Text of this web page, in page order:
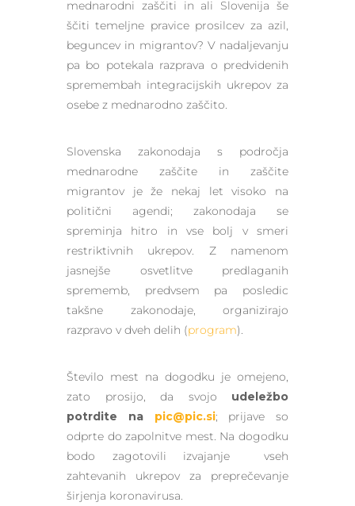
mednarodni zaščiti in ali Slovenija še
ščiti temeljne pravice prosilcev za azil,
beguncev in migrantov? V nadaljevanju
pa bo potekala razprava o predvidenih
spremembah integracijskih ukrepov za
osebe z mednarodno zaščito.
Slovenska zakonodaja s področja
mednarodne zaščite in zaščite
migrantov je že nekaj let visoko na
politični agendi; zakonodaja se
spreminja hitro in vse bolj v smeri
restriktivnih ukrepov. Z namenom
jasnejše osvetlitve predlaganih
sprememb, predvsem pa posledic
takšne zakonodaje, organizirajo
razpravo v dveh delih (program).
Število mest na dogodku je omejeno,
zato prosijo, da svojo udeležbo
potrdite na pic@pic.si; prijave so
odprte do zapolnitve mest. Na dogodku
bodo zagotovili izvajanje vseh
zahtevanih ukrepov za preprečevanje
širjenja koronavirusa.